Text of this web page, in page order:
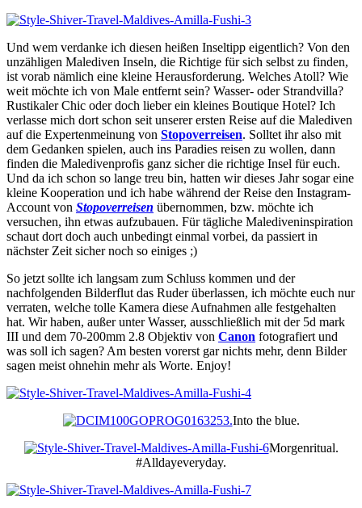
Und wem verdanke ich diesen heißen Inseltipp eigentlich? Von den
unzähligen Malediven Inseln, die Richtige für sich selbst zu finden,
ist vorab nämlich eine kleine Herausforderung. Welches Atoll? Wie
weit möchte ich von Male entfernt sein? Wasser- oder Strandvilla?
Rustikaler Chic oder doch lieber ein kleines Boutique Hotel? Ich
verlasse mich dort schon seit unserer ersten Reise auf die Malediven
auf die Expertenmeinung von Stopoverreisen. Solltet ihr also mit
dem Gedanken spielen, auch ins Paradies reisen zu wollen, dann
finden die Maledivenprofis ganz sicher die richtige Insel für euch.
Und da ich schon so lange treu bin, hatten wir dieses Jahr sogar eine
kleine Kooperation und ich habe während der Reise den Instagram-
Account von Stopoverreisen übernommen, bzw. möchte ich
versuchen, ihn etwas aufzubauen. Für tägliche Malediveninspiration
schaut dort doch auch unbedingt einmal vorbei, da passiert in
nächster Zeit sicher noch so einiges ;)
So jetzt sollte ich langsam zum Schluss kommen und der
nachfolgenden Bilderflut das Ruder überlassen, ich möchte euch nur
verraten, welche tolle Kamera diese Aufnahmen alle festgehalten
hat. Wir haben, außer unter Wasser, ausschließlich mit der 5d mark
III und dem 70-200mm 2.8 Objektiv von Canon fotografiert und
was soll ich sagen? Am besten vorerst gar nichts mehr, denn Bilder
sagen meist ohnehin mehr als Worte. Enjoy!
Into the blue.
Morgenritual.
#Alldayeveryday.